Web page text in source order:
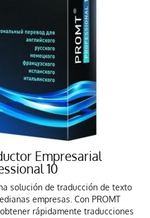
Empresarial
10
solución de traducción de texto
empresas. Con PROMT
rápidamente traducciones